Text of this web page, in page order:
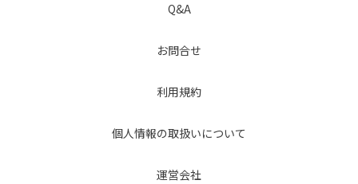
Q&A
お問合せ
利用規約
個人情報の取扱いについて
運営会社